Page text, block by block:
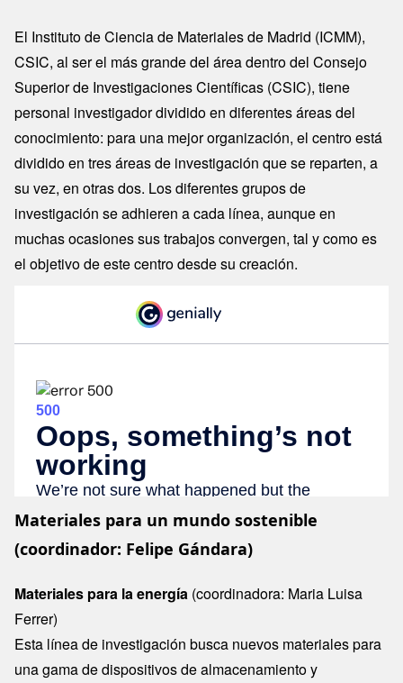
El Instituto de Ciencia de Materiales de Madrid (ICMM),
CSIC, al ser el más grande del área dentro del Consejo
Superior de Investigaciones Científicas (CSIC), tiene
personal investigador dividido en diferentes áreas del
conocimiento: para una mejor organización, el centro está
dividido en tres áreas de investigación que se reparten, a
su vez, en otras dos. Los diferentes grupos de
investigación se adhieren a cada línea, aunque en
muchas ocasiones sus trabajos convergen, tal y como es
el objetivo de este centro desde su creación.
Materiales para un mundo sostenible
(coordinador: Felipe Gándara)
Materiales para la energía (coordinadora: Maria Luisa
Ferrer)
Esta línea de investigación busca nuevos materiales para
una gama de dispositivos de almacenamiento y